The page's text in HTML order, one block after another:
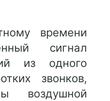
времени
сигнал
из одного
звонков,
воздушной